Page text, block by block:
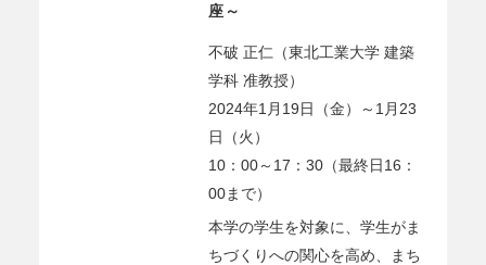
座～
不破 正仁（東北工業大学 建築
学科 准教授）
2024年1月19日（金）～1月23
日（火）
10：00～17：30（最終日16：
00まで）
本学の学生を対象に、学生がま
ちづくりへの関心を高め、まち